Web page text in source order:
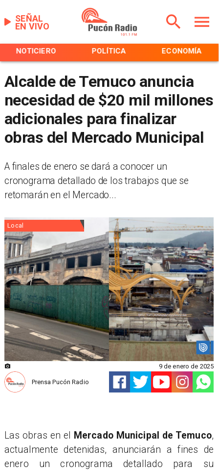
EN VIVO
SEÑAL
NOTICIERO POLÍTICA ECONOMÍA
Alcalde de Temuco anuncia
necesidad de $20 mil millones
adicionales para finalizar
obras del Mercado Municipal
A finales de enero se dará a conocer un
cronograma detallado de los trabajos que se
retomarán en el Mercado...
Local
Prensa Pucón Radio
9 de enero de 2025
Las obras en el Mercado Municipal de Temuco,
actualmente detenidas, anunciarán a fines de
enero un cronograma detallado para su